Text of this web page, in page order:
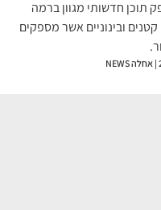
חדשותי מגוון ברמה
אשר מספקים